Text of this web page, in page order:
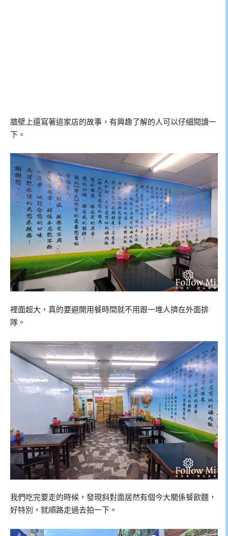
牆壁上還寫著這家店的故事，有興趣了解的人可以仔細閱讀一
下。
裡面超大，真的要避開用餐時間就不用跟一堆人擠在外面排
隊。
我們吃完要走的時候，發現斜對面居然有個今大關係餐飲麵，
好特別，就順路走過去拍一下。